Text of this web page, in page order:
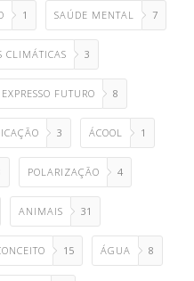
1 SAÚDE MENTAL 7
CLIMÁTICAS 3
EXPRESSO FUTURO 8
3 ÁCOOL 1
POLARIZAÇÃO 4
ANIMAIS 31
15 ÁGUA 8